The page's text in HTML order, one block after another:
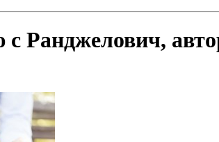
Ранджелович,